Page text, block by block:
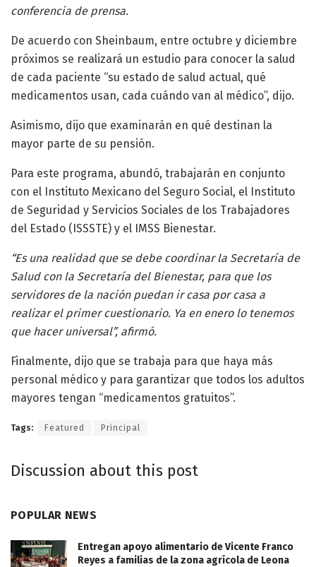
conferencia de prensa.
De acuerdo con Sheinbaum, entre octubre y diciembre
próximos se realizará un estudio para conocer la salud
de cada paciente “su estado de salud actual, qué
medicamentos usan, cada cuándo van al médico”, dijo.
Asimismo, dijo que examinarán en qué destinan la
mayor parte de su pensión.
Para este programa, abundó, trabajarán en conjunto
con el Instituto Mexicano del Seguro Social, el Instituto
de Seguridad y Servicios Sociales de los Trabajadores
del Estado (ISSSTE) y el IMSS Bienestar.
“Es una realidad que se debe coordinar la Secretaría de
Salud con la Secretaría del Bienestar, para que los
servidores de la nación puedan ir casa por casa a
realizar el primer cuestionario. Ya en enero lo tenemos
que hacer universal”, afirmó.
Finalmente, dijo que se trabaja para que haya más
personal médico y para garantizar que todos los adultos
mayores tengan “medicamentos gratuitos”.
Tags: Featured Principal
Discussion about this post
POPULAR NEWS
Entregan apoyo alimentario de Vicente Franco
Reyes a familias de la zona agrícola de Leona